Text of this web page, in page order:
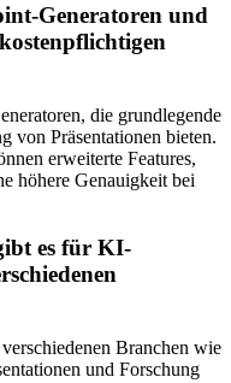
Generatoren und
die grundlegende
von Präsentationen bieten.
erweiterte Features,
höhere Genauigkeit bei
es für KI-
Branchen wie
und Forschung